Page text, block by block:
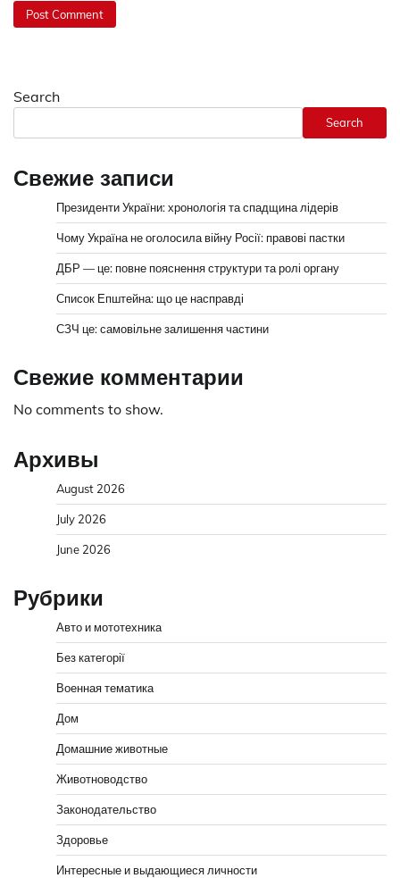
Search
Search
Свежие записи
Президенти України: хронологія та спадщина лідерів
Чому Україна не оголосила війну Росії: правові пастки
ДБР — це: повне пояснення структури та ролі органу
Список Епштейна: що це насправді
СЗЧ це: самовільне залишення частини
Свежие комментарии
No comments to show.
Архивы
August 2026
July 2026
June 2026
Рубрики
Авто и мототехника
Без категорії
Военная тематика
Дом
Домашние животные
Животноводство
Законодательство
Здоровье
Интересные и выдающиеся личности